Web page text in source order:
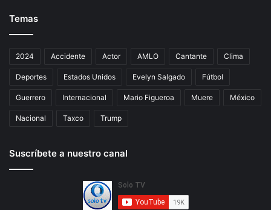
Temas
2024 Accidente Actor AMLO Cantante Clima
Deportes Estados Unidos Evelyn Salgado Fútbol
Guerrero Internacional Mario Figueroa Muere México
Nacional Taxco Trump
Suscríbete a nuestro canal